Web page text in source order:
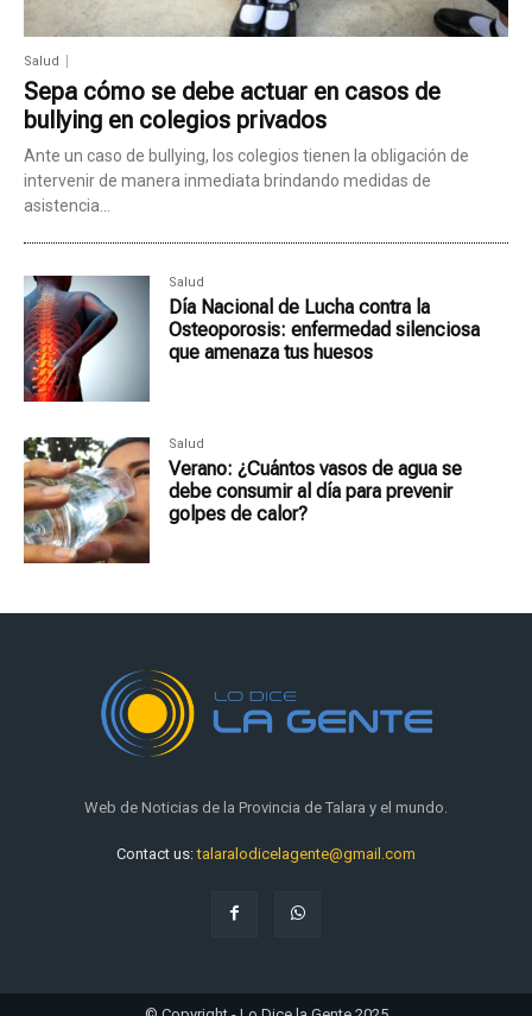
Salud
Sepa cómo se debe actuar en casos de
bullying en colegios privados
Ante un caso de bullying, los colegios tienen la obligación de
intervenir de manera inmediata brindando medidas de
asistencia...
Salud
Día Nacional de Lucha contra la
Osteoporosis: enfermedad silenciosa
que amenaza tus huesos
Salud
Verano: ¿Cuántos vasos de agua se
debe consumir al día para prevenir
golpes de calor?
Web de Noticias de la Provincia de Talara y el mundo.
Contact us:talaralodicelagente@gmail.com